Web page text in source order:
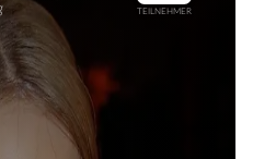
Überspringen